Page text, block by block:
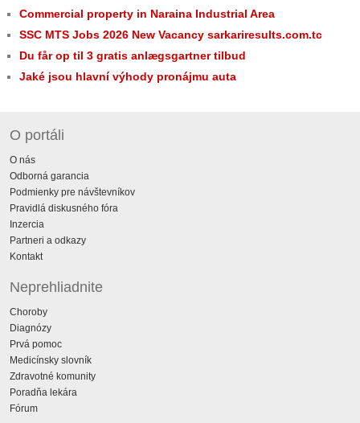
Commercial property in Naraina Industrial Area
SSC MTS Jobs 2026 New Vacancy sarkariresults.com.tc
Du får op til 3 gratis anlægsgartner tilbud
Jaké jsou hlavní výhody pronájmu auta
O portáli
O nás
Odborná garancia
Podmienky pre návštevníkov
Pravidlá diskusného fóra
Inzercia
Partneri a odkazy
Kontakt
Neprehliadnite
Choroby
Diagnózy
Prvá pomoc
Medicínsky slovník
Zdravotné komunity
Poradňa lekára
Fórum